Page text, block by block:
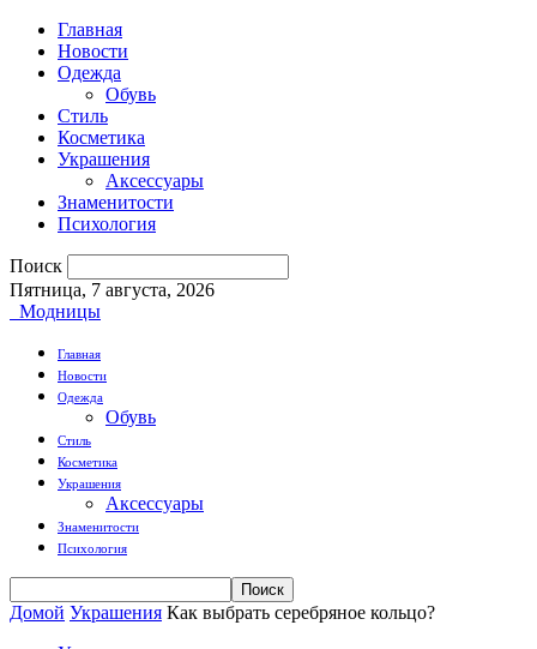
Главная
Новости
Одежда
Обувь
Стиль
Косметика
Украшения
Аксессуары
Знаменитости
Психология
Поиск
Пятница, 7 августа, 2026
Модницы
Главная
Новости
Одежда
Обувь
Стиль
Косметика
Украшения
Аксессуары
Знаменитости
Психология
Домой Украшения Как выбрать серебряное кольцо?